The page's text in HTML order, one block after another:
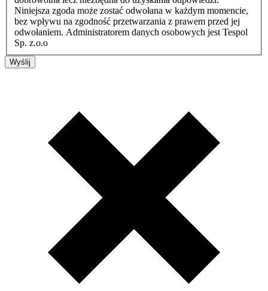
Niniejsza zgoda może zostać odwołana w każdym momencie,
bez wpływu na zgodność przetwarzania z prawem przed jej
odwołaniem. Administratorem danych osobowych jest Tespol
Sp. z.o.o
Wyślij